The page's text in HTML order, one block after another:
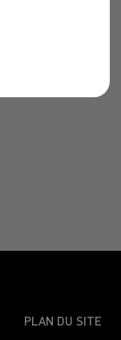
PLAN DU SITE